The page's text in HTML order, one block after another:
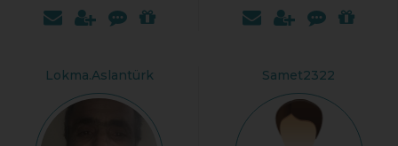
Lokma.Aslantürk Samet2322